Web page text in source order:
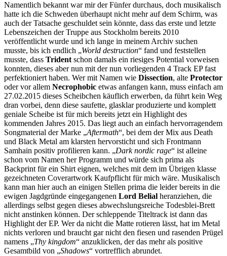
Namentlich bekannt war mir der Fünfer durchaus, doch musikalisch
hatte ich die Schweden überhaupt nicht mehr auf dem Schirm, was
auch der Tatsache geschuldet sein könnte, dass das erste und letzte
Lebenszeichen der Truppe aus Stockholm bereits 2010
veröffentlicht wurde und ich lange in meinem Archiv suchen
musste, bis ich endlich „World destruction“ fand und feststellen
musste, dass Tridentschon damals ein riesiges Potential vorweisen
konnten, dieses aber nun mit der nun vorliegenden 4 Track EP fast
perfektioniert haben. Wer mit Namen wie Dissection, alte Protector
oder vor allem Necrophobic etwas anfangen kann, muss einfach am
27.02.2015 dieses Scheibchen käuflich erwerben, da führt kein Weg
dran vorbei, denn diese saufette, glasklar produzierte und komplett
geniale Scheibe ist für mich bereits jetzt ein Highlight des
kommenden Jahres 2015. Das liegt auch an einfach hervorragendem
Songmaterial der Marke „Aftermath“, bei dem der Mix aus Death
und Black Metal am klarsten hervorsticht und sich Frontmann
Samhain positiv profilieren kann. „Dark nordic rage“ ist alleine
schon vom Namen her Programm und würde sich prima als
Backprint für ein Shirt eignen, welches mit dem im Übrigen klasse
gezeichneten Coverartwork Kaufpflicht für mich wäre. Musikalisch
kann man hier auch an einigen Stellen prima die leider bereits in die
ewigen Jagdgründe eingegangenen Lord Belial heranziehen, die
allerdings selbst gegen dieses abwechslungsreiche Todesblei-Brett
nicht anstinken können. Der schleppende Titeltrack ist dann das
Highlight der EP. Wer da nicht die Matte rotieren lässt, hat im Metal
nichts verloren und braucht gar nicht den fiesen und rasenden Prügel
namens „Thy kingdom“ anzuklicken, der das mehr als positive
Gesamtbild von „Shadows“ vortrefflich abrundet.